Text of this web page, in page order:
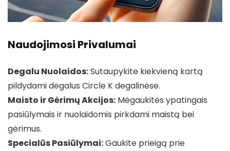
Naudojimosi Privalumai
Degalu Nuolaidos:Sutaupykite kiekvieną kartą
pildydami degalus Circle K degalinėse.
Maisto ir Gėrimų Akcijos: Mėgaukitės ypatingais
pasiūlymais ir nuolaidomis pirkdami maistą bei
gėrimus.
Specialūs Pasiūlymai:Gaukite prieigą prie